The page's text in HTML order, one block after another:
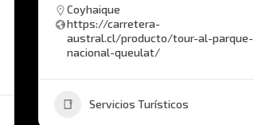
Coyhaique
https://carretera-
austral.cl/producto/tour-al-parque-
nacional-queulat/
Servicios Turísticos